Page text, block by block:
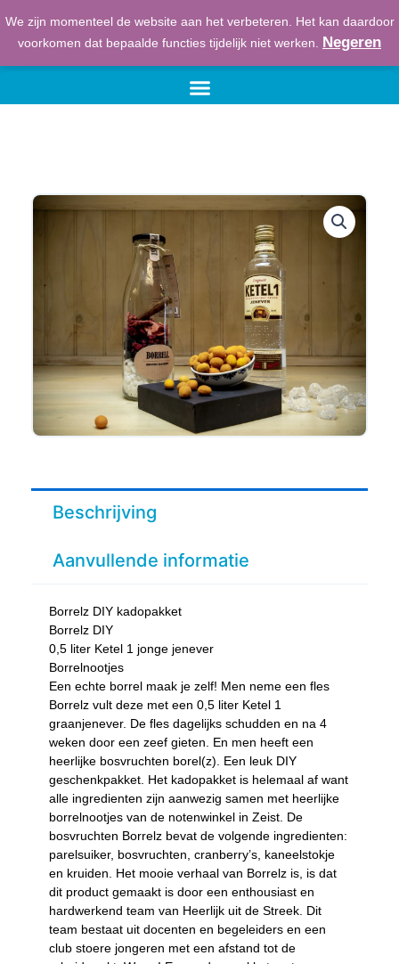
We zijn momenteel de website aan het verbeteren. Het kan daardoor
voorkomen dat bepaalde functies tijdelijk niet werken. Negeren
Beschrijving
Aanvullende informatie
Borrelz DIY kadopakket
Borrelz DIY
0,5 liter Ketel 1 jonge jenever
Borrelnootjes
Een echte borrel maak je zelf! Men neme een fles
Borrelz vult deze met een 0,5 liter Ketel 1
graanjenever. De fles dagelijks schudden en na 4
weken door een zeef gieten. En men heeft een
heerlijke bosvruchten borel(z). Een leuk DIY
geschenkpakket. Het kadopakket is helemaal af want
alle ingredienten zijn aanwezig samen met heerlijke
borrelnootjes van de notenwinkel in Zeist. De
bosvruchten Borrelz bevat de volgende ingredienten:
parelsuiker, bosvruchten, cranberry’s, kaneelstokje
en kruiden. Het mooie verhaal van Borrelz is, is dat
dit product gemaakt is door een enthousiast en
hardwerkend team van Heerlijk uit de Streek. Dit
team bestaat uit docenten en begeleiders en een
club stoere jongeren met een afstand tot de